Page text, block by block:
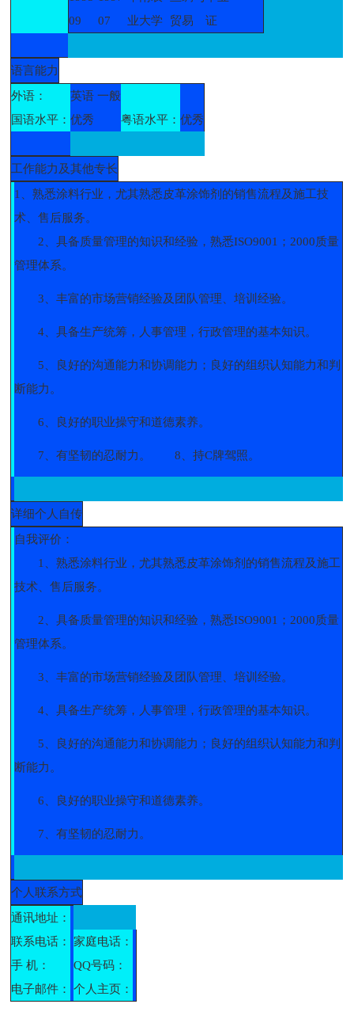
09
07
业大学
贸易
证
语言能力
外语：
英语 一般
国语水平：优秀 粤语水平：优秀
工作能力及其他专长
1、熟悉涂料行业，尤其熟悉皮革涂饰剂的销售流程及施工技
术、售后服务。
2、具备质量管理的知识和经验，熟悉ISO9001；2000质量
管理体系。
3、丰富的市场营销经验及团队管理、培训经验。
4、具备生产统筹，人事管理，行政管理的基本知识。
5、良好的沟通能力和协调能力；良好的组织认知能力和判
断能力。
6、良好的职业操守和道德素养。
7、有坚韧的忍耐力。 8、持C牌驾照。
详细个人自传
自我评价：
1、熟悉涂料行业，尤其熟悉皮革涂饰剂的销售流程及施工
技术、售后服务。
2、具备质量管理的知识和经验，熟悉ISO9001；2000质量
管理体系。
3、丰富的市场营销经验及团队管理、培训经验。
4、具备生产统筹，人事管理，行政管理的基本知识。
5、良好的沟通能力和协调能力；良好的组织认知能力和判
断能力。
6、良好的职业操守和道德素养。
7、有坚韧的忍耐力。
个人联系方式
通讯地址：
联系电话：
家庭电话：
手 机：
QQ号码：
电子邮件：
个人主页：